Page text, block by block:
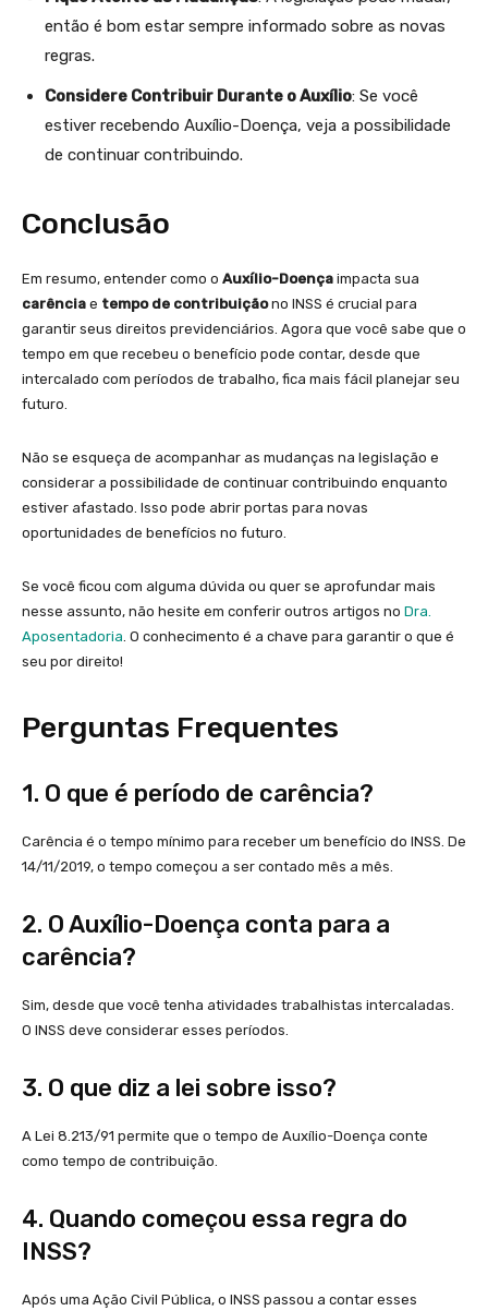
então é bom estar sempre informado sobre as novas
regras.
Considere Contribuir Durante o Auxílio: Se você
estiver recebendo Auxílio-Doença, veja a possibilidade
de continuar contribuindo.
Conclusão
Em resumo, entender como o Auxílio-Doença impacta sua
carência e tempo de contribuiçãono INSS é crucial para
garantir seus direitos previdenciários. Agora que você sabe que o
tempo em que recebeu o benefício pode contar, desde que
intercalado com períodos de trabalho, fica mais fácil planejar seu
futuro.
Não se esqueça de acompanhar as mudanças na legislação e
considerar a possibilidade de continuar contribuindo enquanto
estiver afastado. Isso pode abrir portas para novas
oportunidades de benefícios no futuro.
Se você ficou com alguma dúvida ou quer se aprofundar mais
nesse assunto, não hesite em conferir outros artigos no Dra.
Aposentadoria. O conhecimento é a chave para garantir o que é
seu por direito!
Perguntas Frequentes
1. O que é período de carência?
Carência é o tempo mínimo para receber um benefício do INSS. De
14/11/2019, o tempo começou a ser contado mês a mês.
2. O Auxílio-Doença conta para a
carência?
Sim, desde que você tenha atividades trabalhistas intercaladas.
O INSS deve considerar esses períodos.
3. O que diz a lei sobre isso?
A Lei 8.213/91 permite que o tempo de Auxílio-Doença conte
como tempo de contribuição.
4. Quando começou essa regra do
INSS?
Após uma Ação Civil Pública, o INSS passou a contar esses